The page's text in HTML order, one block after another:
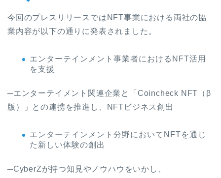
今回のプレスリリースではNFT事業における両社の協
業内容が以下の通りに発表されました。
エンターテインメント事業者におけるNFT活用
を支援
─エンターテイメント関連企業と「Coincheck NFT（β
版）」との連携を推進し、NFTビジネス創出
エンターテインメント分野においてNFTを通じ
た新しい体験の創出
─CyberZが持つ知見やノウハウをいかし、